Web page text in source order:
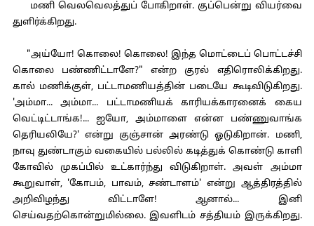
மணி வெலவெலத்துப் போகிறாள். குப்பென்று வியர்வை
துளிர்க்கிறது.
"அய்யோ! கொலை! கொலை! இந்த மொட்டைப் பொட்டச்சி
கொலை பண்ணிட்டாளே?" என்ற குரல் எதிரொலிக்கிறது.
கால் மணிக்குள், பட்டாமணியத்தின் படையே கூடிவிடுகிறது.
'அம்மா... அம்மா... பட்டாமணியக் காரியக்காரனைக் கைய
வெட்டிட்டாங்க!... ஐயோ, அம்மாளை என்ன பண்ணுவாங்க
தெரியலியே?' என்று குஞ்சான் அரண்டு ஓடுகிறான். மணி,
நாவு துண்டாகும் வகையில் பல்லில் கடித்துக் கொண்டு காளி
கோவில் முகப்பில் உட்கார்ந்து விடுகிறாள். அவள் அம்மா
கூறுவாள், 'கோபம், பாவம், சண்டாளம்' என்று ஆத்திரத்தில்
அறிவிழந்து விட்டாளே! ஆனால்... இனி
செய்வதற்கொன்றுமில்லை. இவளிடம் சத்தியம் இருக்கிறது.